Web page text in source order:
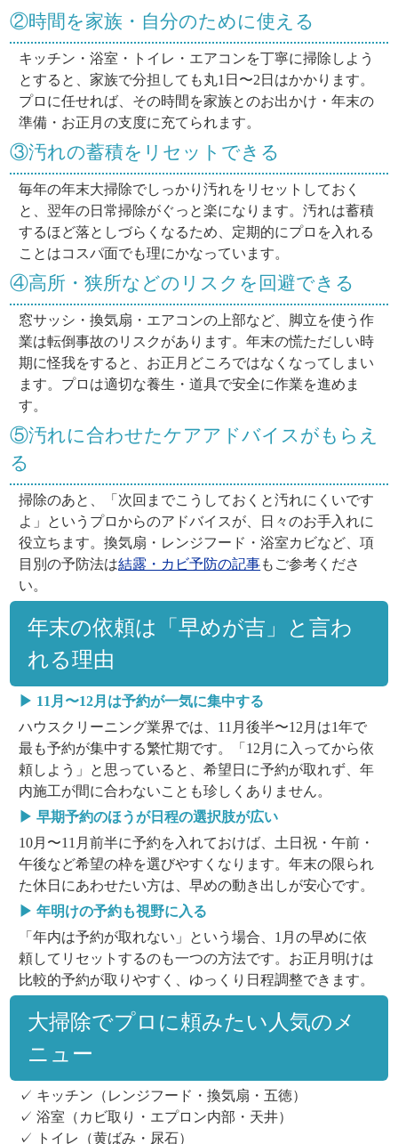
②時間を家族・自分のために使える
キッチン・浴室・トイレ・エアコンを丁寧に掃除しよう
とすると、家族で分担しても丸1日〜2日はかかります。
プロに任せれば、その時間を家族とのお出かけ・年末の
準備・お正月の支度に充てられます。
③汚れの蓄積をリセットできる
毎年の年末大掃除でしっかり汚れをリセットしておく
と、翌年の日常掃除がぐっと楽になります。汚れは蓄積
するほど落としづらくなるため、定期的にプロを入れる
ことはコスパ面でも理にかなっています。
④高所・狭所などのリスクを回避できる
窓サッシ・換気扇・エアコンの上部など、脚立を使う作
業は転倒事故のリスクがあります。年末の慌ただしい時
期に怪我をすると、お正月どころではなくなってしまい
ます。プロは適切な養生・道具で安全に作業を進めま
す。
⑤汚れに合わせたケアアドバイスがもらえ
る
掃除のあと、「次回までこうしておくと汚れにくいです
よ」というプロからのアドバイスが、日々のお手入れに
役立ちます。換気扇・レンジフード・浴室カビなど、項
目別の予防法は結露・カビ予防の記事もご参考くださ
い。
年末の依頼は「早めが吉」と言わ
れる理由
▶ 11月〜12月は予約が一気に集中する
ハウスクリーニング業界では、11月後半〜12月は1年で
最も予約が集中する繁忙期です。「12月に入ってから依
頼しよう」と思っていると、希望日に予約が取れず、年
内施工が間に合わないことも珍しくありません。
▶ 早期予約のほうが日程の選択肢が広い
10月〜11月前半に予約を入れておけば、土日祝・午前・
午後など希望の枠を選びやすくなります。年末の限られ
た休日にあわせたい方は、早めの動き出しが安心です。
▶ 年明けの予約も視野に入る
「年内は予約が取れない」という場合、1月の早めに依
頼してリセットするのも一つの方法です。お正月明けは
比較的予約が取りやすく、ゆっくり日程調整できます。
大掃除でプロに頼みたい人気のメ
ニュー
✓ キッチン（レンジフード・換気扇・五徳）
✓ 浴室（カビ取り・エプロン内部・天井）
✓ トイレ（黄ばみ・尿石）